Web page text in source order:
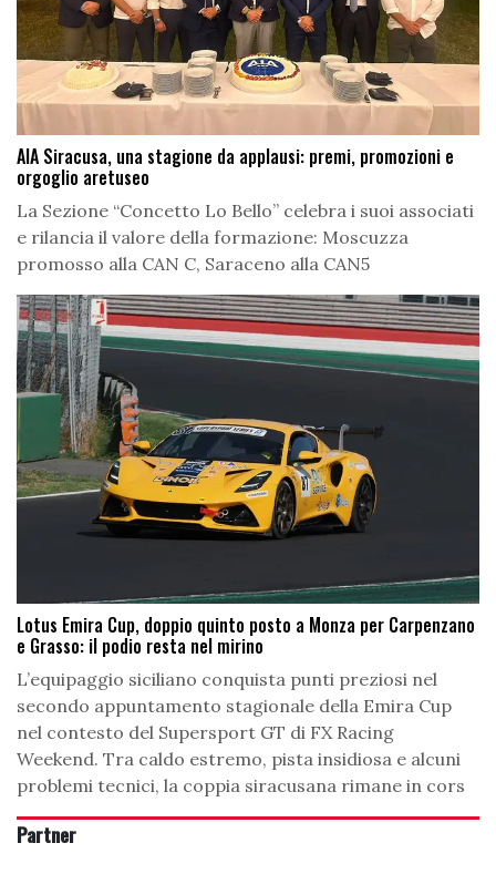
AIA Siracusa, una stagione da applausi: premi, promozioni e
orgoglio aretuseo
La Sezione “Concetto Lo Bello” celebra i suoi associati
e rilancia il valore della formazione: Moscuzza
promosso alla CAN C, Saraceno alla CAN5
Lotus Emira Cup, doppio quinto posto a Monza per Carpenzano
e Grasso: il podio resta nel mirino
L’equipaggio siciliano conquista punti preziosi nel
secondo appuntamento stagionale della Emira Cup
nel contesto del Supersport GT di FX Racing
Weekend. Tra caldo estremo, pista insidiosa e alcuni
problemi tecnici, la coppia siracusana rimane in cors
Partner